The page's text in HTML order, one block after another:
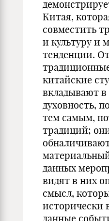
Китая,
совместить
и культуру и
тенденции.
китайские
вкладывают в
духовность,
тем самым,
традиций;
данных
видят в них
смысл,
исторически
данные